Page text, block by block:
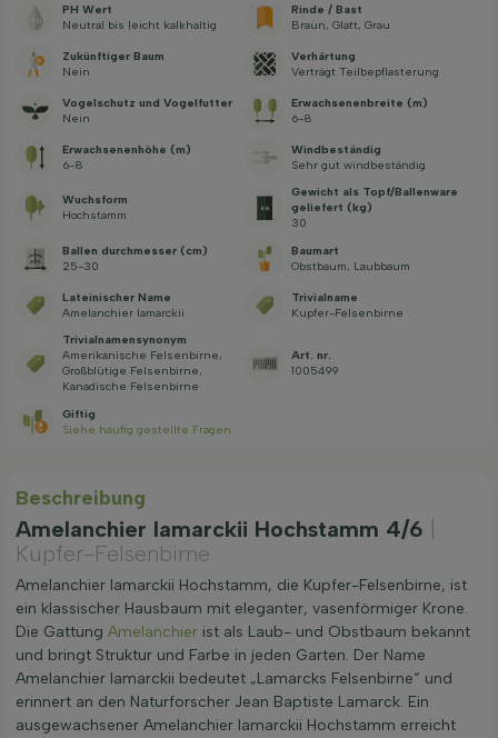
PH Wert
Neutral bis leicht kalkhaltig
Rinde / Bast
Braun, Glatt, Grau
Zukünftiger Baum
Nein
Verhärtung
Verträgt Teilbepflasterung
Vogelschutz und Vogelfutter
Nein
Erwachsenenbreite (m)
6-8
Erwachsenenhöhe (m)
6-8
Windbeständig
Sehr gut windbeständig
Wuchsform
Hochstamm
Gewicht als Topf/Ballenware
geliefert (kg)
30
Ballen durchmesser (cm)
25-30
Baumart
Obstbaum, Laubbaum
Lateinischer Name
Amelanchier lamarckii
Trivialname
Kupfer-Felsenbirne
Trivialnamensynonym
Amerikanische Felsenbirne,
Großblütige Felsenbirne,
Kanadische Felsenbirne
Art. nr.
1005499
Giftig
Siehe häufig gestellte Fragen
Beschreibung
Amelanchier lamarckii Hochstamm 4/6
Kupfer-Felsenbirne
Amelanchier lamarckii Hochstamm, die Kupfer-Felsenbirne, ist
ein klassischer Hausbaum mit eleganter, vasenförmiger Krone.
Die Gattung Amelanchier ist als Laub- und Obstbaum bekannt
und bringt Struktur und Farbe in jeden Garten. Der Name
Amelanchier lamarckii bedeutet „Lamarcks Felsenbirne“ und
erinnert an den Naturforscher Jean Baptiste Lamarck. Ein
ausgewachsener Amelanchier lamarckii Hochstamm erreicht